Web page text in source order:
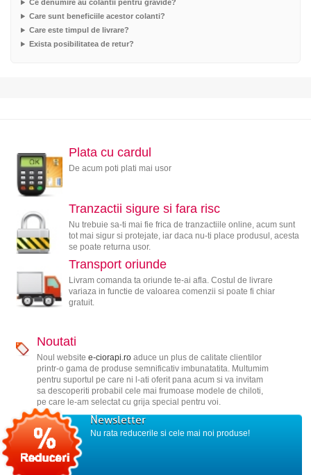
Ce denumire au colantii pentru gravide?
Care sunt beneficiile acestor colanti?
Care este timpul de livrare?
Exista posibilitatea de retur?
Plata cu cardul
De acum poti plati mai usor
Tranzactii sigure si fara risc
Nu trebuie sa-ti mai fie frica de tranzactiile online, acum sunt
tot mai sigur si protejate, iar daca nu-ti place produsul, acesta
se poate returna usor.
Transport oriunde
Livram comanda ta oriunde te-ai afla. Costul de livrare
variaza in functie de valoarea comenzii si poate fi chiar
gratuit.
Noutati
Noul website e-ciorapi.roaduce un plus de calitate clientilor
printr-o gama de produse semnificativ imbunatatita. Multumim
pentru suportul pe care ni l-ati oferit pana acum si va invitam
sa descoperiti probabil cele mai frumoase modele de chiloti,
pe care le-am selectat cu grija special pentru voi.
Newsletter
Nu rata reducerile si cele mai noi produse!